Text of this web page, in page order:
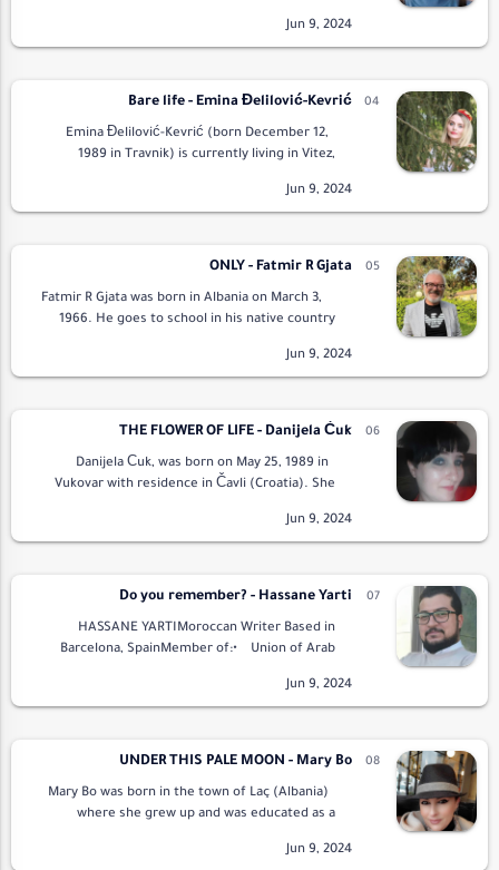
and Journalism. To his credit he has the…
Bare life - Emina Đelilović-Kevrić
Emina Đelilović-Kevrić (born December 12,
1989 in Travnik) is currently living in Vitez,
B/C/S (Bosnian/Croatian/Serbian) l…
ONLY - Fatmir R Gjata
Fatmir R Gjata was born in Albania on March 3,
1966. He goes to school in his native country
for the exploitation of …
THE FLOWER OF LIFE - Danijela Ćuk
Danijela Ćuk, was born on May 25, 1989 in
Vukovar with residence in Čavli (Croatia). She
published two independent collections of p…
Do you remember? - Hassane Yarti
HASSANE YARTIMoroccan Writer Based in
Barcelona, SpainMember of:• Union of Arab
LiteraturePresident …
UNDER THIS PALE MOON - Mary Bo
Mary Bo was born in the town of Laç (Albania)
where she grew up and was educated as a
has lived in Athens (Greece) …